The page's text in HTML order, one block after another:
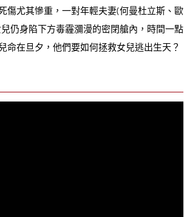
傷尤其慘重，一對年輕夫妻(何曼杜立斯、歐
仍身陷下方毒霾瀰漫的密閉艙內，時間一點
在旦夕，他們要如何拯救女兒逃出生天？